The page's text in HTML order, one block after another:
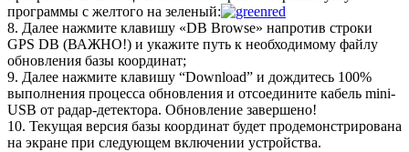
программы с желтого на зеленый:
8. Далее нажмите клавишу «DB Browse» напротив строки
GPS DB (ВАЖНО!) и укажите путь к необходимому файлу
обновления базы координат;
9. Далее нажмите клавишу “Download” и дождитесь 100%
выполнения процесса обновления и отсоедините кабель mini-
USB от радар-детектора. Обновление завершено!
10. Текущая версия базы координат будет продемонстрирована
на экране при следующем включении устройства.